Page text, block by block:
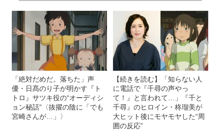
「絶対だめだ。落ちた」声
優・日髙のり子が明かす『ト
トロ』サツキ役の“オーディシ
ョン秘話”〈抜擢の陰に「でも
宮崎さんが…」〉
【続きを読む】「知らない人
に電話で『千尋の声やっ
て！』と言われて…」『千と
千尋』のヒロイン・柊瑠美が
大ヒット後にモヤモヤした“周
囲の反応”